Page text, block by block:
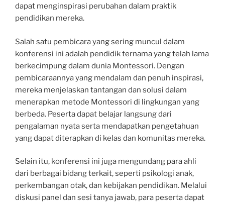
dapat menginspirasi perubahan dalam praktik
pendidikan mereka.
Salah satu pembicara yang sering muncul dalam
konferensi ini adalah pendidik ternama yang telah lama
berkecimpung dalam dunia Montessori. Dengan
pembicaraannya yang mendalam dan penuh inspirasi,
mereka menjelaskan tantangan dan solusi dalam
menerapkan metode Montessori di lingkungan yang
berbeda. Peserta dapat belajar langsung dari
pengalaman nyata serta mendapatkan pengetahuan
yang dapat diterapkan di kelas dan komunitas mereka.
Selain itu, konferensi ini juga mengundang para ahli
dari berbagai bidang terkait, seperti psikologi anak,
perkembangan otak, dan kebijakan pendidikan. Melalui
diskusi panel dan sesi tanya jawab, para peserta dapat